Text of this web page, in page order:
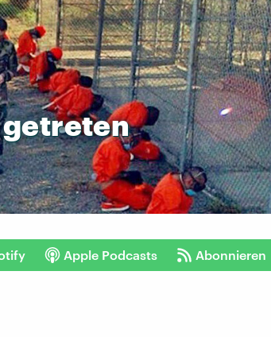
getreten
Apple Podcasts Abonnieren